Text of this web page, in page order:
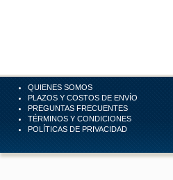
QUIENES SOMOS
PLAZOS Y COSTOS DE ENVÍO
PREGUNTAS FRECUENTES
TÉRMINOS Y CONDICIONES
POLÍTICAS DE PRIVACIDAD